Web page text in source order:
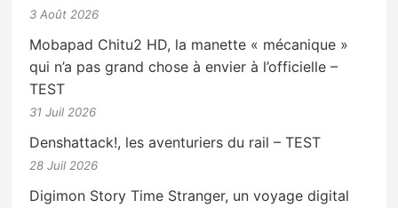
3 Août 2026
Mobapad Chitu2 HD, la manette « mécanique »
qui n’a pas grand chose à envier à l’officielle –
TEST
31 Juil 2026
Denshattack!, les aventuriers du rail – TEST
28 Juil 2026
Digimon Story Time Stranger, un voyage digital